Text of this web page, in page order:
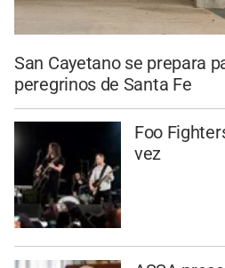
San Cayetano se prepara
peregrinos de Santa Fe
Foo
vez